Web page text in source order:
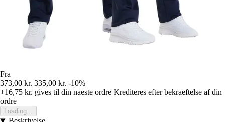
Fra
373,00 kr. 335,00 kr. -10%
+16,75 kr. gives til din naeste ordre Krediteres efter bekraeftelse af din
ordre
Loading...